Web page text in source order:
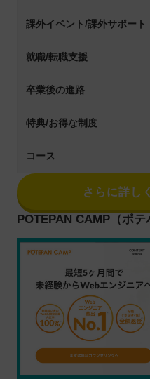
課外イベント/課外サポート
就職/転職支援
卒業後の進路
特典/お得な制度
コース
さらに詳し
POTEPAN CAMP（ポテ